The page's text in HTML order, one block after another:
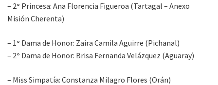
– 2° Princesa: Ana Florencia Figueroa (Tartagal – Anexo
Misión Cherenta)
– 1° Dama de Honor: Zaira Camila Aguirre (Pichanal)
– 2° Dama de Honor: Brisa Fernanda Velázquez (Aguaray)
– Miss Simpatía: Constanza Milagro Flores (Orán)